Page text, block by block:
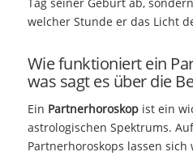
welcher Stunde er das Licht
Wie funktioniert ein
was sagt es über die
Ein Partnerhoroskopist ein
astrologischen Spektrums.
Partnerhoroskops lassen